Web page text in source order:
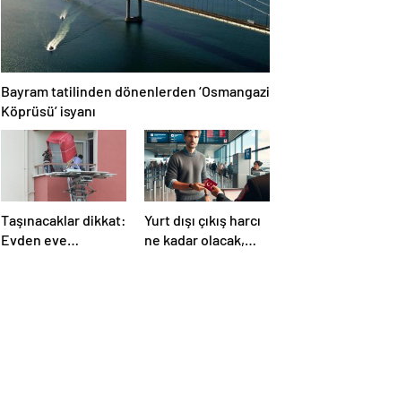
Bayram tatilinden dönenlerden ‘Osmangazi
Köprüsü’ isyanı
Taşınacaklar dikkat:
Evden eve
Yurt dışı çıkış harcı
ne kadar olacak,